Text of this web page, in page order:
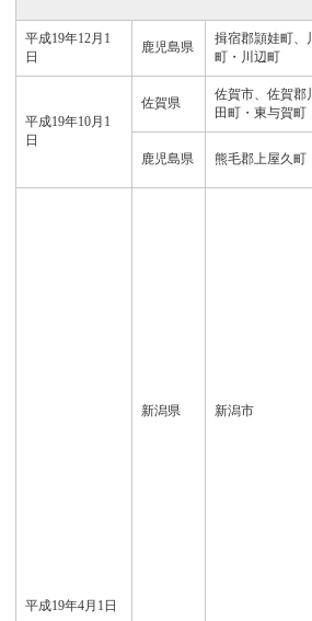
平成19年12月1
日
鹿児島県
揖宿郡頴娃町、
町・川辺町
平成19年10月1
日
佐賀県
佐賀市、佐賀郡
田町・東与賀町
鹿児島県 熊毛郡上屋久町
平成19年4月1日
新潟県 新潟市